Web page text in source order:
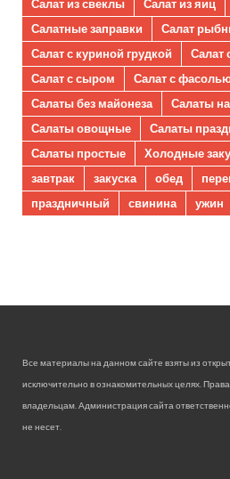
Салат из свеклы
Салат из яиц
Салатные заправки
Салат
Салат с куриной грудкой
Салат
Салат с сыром
Салат с
Салаты без майонеза
Салаты
Салаты овощные
Салаты
Салаты простые
Холодные
завтрак
закуска обед
праздничный
свинина ужин
Все материалы на данном сайте взяты из
исключительно в ознакомительных целях.
владельцам. Администрация сайта
не несет.